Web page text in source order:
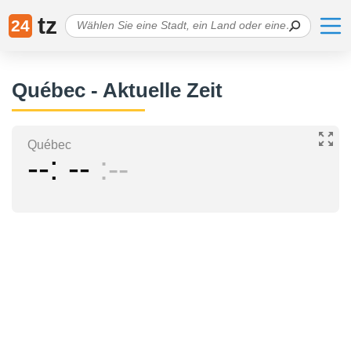
24 tz
Québec - Aktuelle Zeit
Québec
-- -- --